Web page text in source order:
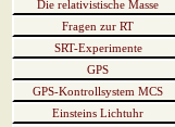
Die relativistische Masse
Fragen zur RT
SRT-Experimente
GPS
GPS-Kontrollsystem MCS
Einsteins Lichtuhr